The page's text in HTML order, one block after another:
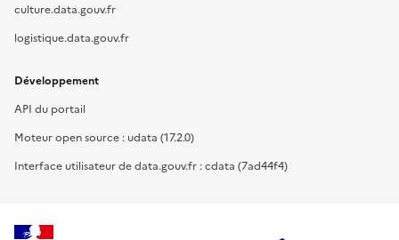
culture.data.gouv.fr
logistique.data.gouv.fr
Développement
API du portail
Moteur open source : udata (17.2.0)
Interface utilisateur de data.gouv.fr : cdata (7ad44f4)